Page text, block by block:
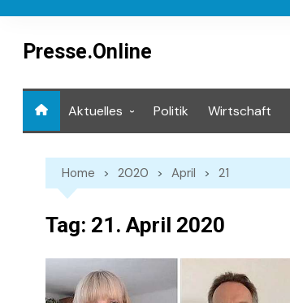
contentPresse.Online
Aktuelles Politik Wirtschaft
Home 2020 April 21
Tag: 21. April 2020